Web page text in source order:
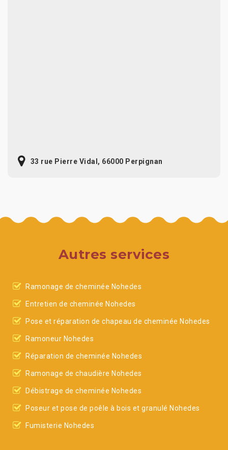
33 rue Pierre Vidal, 66000 Perpignan
Autres services
Ramonage de cheminée Nohedes
Entretien de cheminée Nohedes
Pose et réparation de chapeau de cheminée Nohedes
Ramoneur Nohedes
Réparation de cheminée Nohedes
Ramonage de chaudière Nohedes
Débistrage de cheminée Nohedes
Poseur et pose de poêle à bois et granulé Nohedes
Fumisterie Nohedes